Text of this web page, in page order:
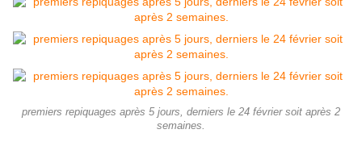
premiers repiquages après 5 jours, derniers le 24 février soit après 2
semaines.